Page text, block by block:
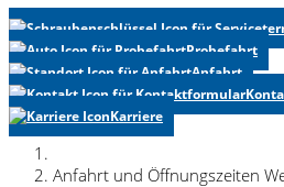
Probefahrt
Anfahrt
Karriere
Anfahrt und Öffnungszeiten